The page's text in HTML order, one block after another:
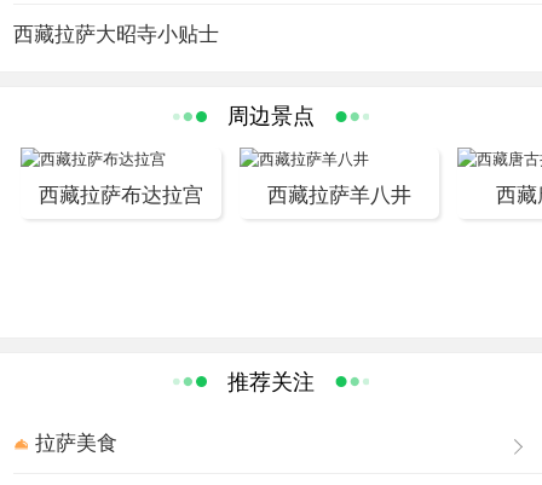
早的土木结构建筑，并且开创了藏式平川式的寺庙市局规
方米的宏伟规模。
陀罗）这一密宗义理立体而真实的再现。在大昭寺的正门
积达25100余平方米。有20多个殿堂。主殿高4层，镏金铜
印度建筑艺术特色。大殿正中供奉文成公主从长安带来的
西藏拉萨大昭寺小贴士
周边景点
西藏拉萨布达拉宫 西藏拉萨羊八井 西藏
推荐关注
拉萨美食